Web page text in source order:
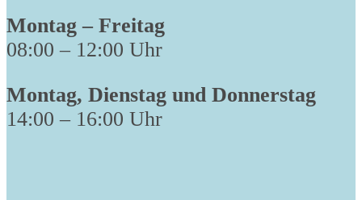
Montag – Freitag
08:00 – 12:00 Uhr
Montag, Dienstag und Donnerstag
14:00 – 16:00 Uhr